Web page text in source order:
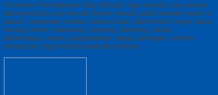
Produsen Perlengkapan Baju Wisuda, toga wisuda, map wisuda,
tabung wisuda, topi wisuda, liontin wisuda, jubah wisuda murah di
jakarta ; tangerang selatan, bekasi barat, depok timur, bogor utara,
serang, banten, karawang, cikarang, bandung, cianjur,
tasikmalaya, ciamis, pangandaran, banjar, kuningan, cirebon,
tempat jual Toga Wisuda anak dan dewasa